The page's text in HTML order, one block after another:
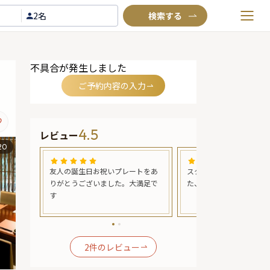
2名
TOP
よくあるご質問
お問い合わせ
不具合が発生しました
ご予約内容の入力
レビュー4.5
っ
友人の誕生日お祝いプレートをあ
りがとうございました。大満足で
す
スタッフの対応がとても
た、 男性の動き素晴らし
2件のレビュー